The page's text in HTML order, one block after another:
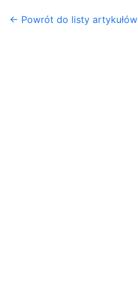
← Powrót do listy artykułów